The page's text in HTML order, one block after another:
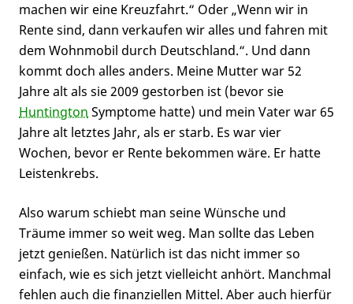
machen wir eine Kreuzfahrt.“ Oder „Wenn wir in
Rente sind, dann verkaufen wir alles und fahren mit
dem Wohnmobil durch Deutschland.“. Und dann
kommt doch alles anders. Meine Mutter war 52
Jahre alt als sie 2009 gestorben ist (bevor sie
Huntington Symptome hatte) und mein Vater war 65
Jahre alt letztes Jahr, als er starb. Es war vier
Wochen, bevor er Rente bekommen wäre. Er hatte
Leistenkrebs.
Also warum schiebt man seine Wünsche und
Träume immer so weit weg. Man sollte das Leben
jetzt genießen. Natürlich ist das nicht immer so
einfach, wie es sich jetzt vielleicht anhört. Manchmal
fehlen auch die finanziellen Mittel. Aber auch hierfür